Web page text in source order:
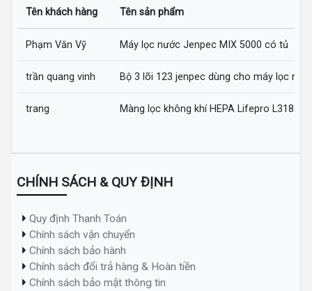
Tên khách hàng Tên sản phẩm
Phạm Văn Vỹ Máy lọc nước Jenpec MIX 5000 có tủ
trần quang vinh Bộ 3 lõi 123 jenpec dùng cho máy lọc
trang Màng lọc không khí HEPA Lifepro L318-AZ
CHÍNH SÁCH & QUY ĐỊNH
Quy định Thanh Toán
Chính sách vận chuyển
Chính sách bảo hành
Chính sách đổi trả hàng & Hoàn tiền
Chính sách bảo mật thông tin